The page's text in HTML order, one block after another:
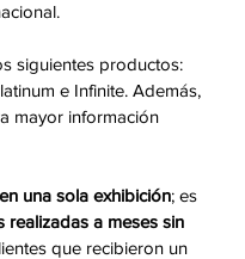
siguientes productos:
e Infinite. Además,
mayor información
una sola exhibición; es
realizadas a meses sin
que recibieron un